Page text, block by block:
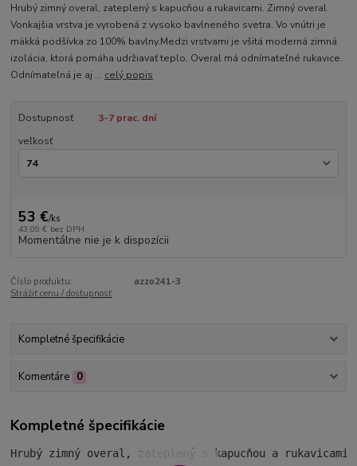
Hrubý zimný overal, zateplený s kapucňou a rukavicami. Zimný overal
Vonkajšia vrstva je vyrobená z vysoko bavlneného svetra. Vo vnútri je
mäkká podšívka zo 100% bavlny.Medzi vrstvami je všitá moderná zimná
izolácia, ktorá pomáha udržiavať teplo. Overal má odnímateľné rukavice.
Odnímateľná je aj ... celý popis
Dostupnosť
3-7 prac. dní
veľkosť
53 €/ks
43,09 € bez DPH
Momentálne nie je k dispozícii
Číslo produktu:
azzo241-3
Strážiť cenu / dostupnosť
Kompletné špecifikácie
Komentáre 0
Kompletné špecifikácie
Hrubý zimný overal, zateplený s kapucňou a rukavicami.